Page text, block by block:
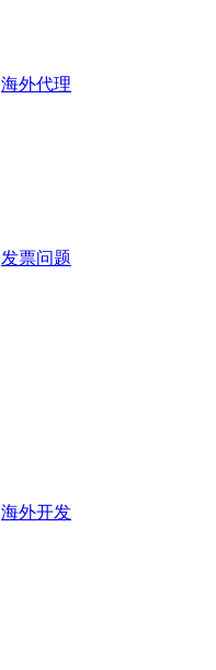
海外代理
发票问题
海外开发